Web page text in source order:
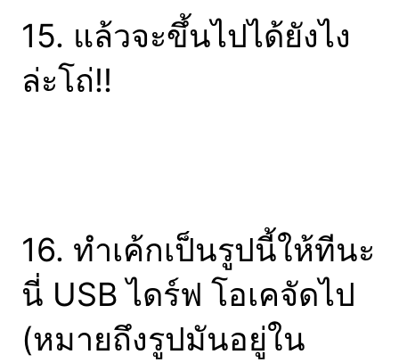
15. แล้วจะขึ้นไปได้ยังไง
ล่ะโถ่!!
16. ทำเค้กเป็นรูปนี้ให้ทีนะ
นี่ USB ไดร์ฟ โอเคจัดไป
(หมายถึงรูปมันอยู่ใน